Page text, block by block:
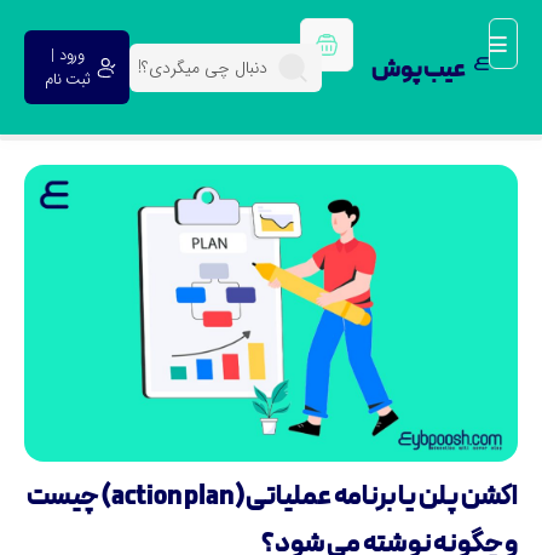
عیب پوش
ورود |
ثبت نام
اکشن پلن یا برنامه عملیاتی (action plan) چیست
چگونه نوشته می شود؟